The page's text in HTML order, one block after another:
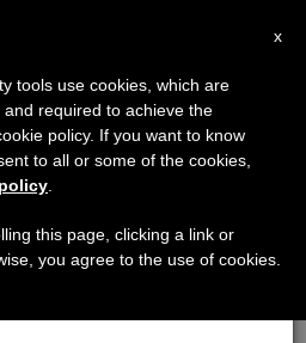
×
agosto haremos la pausa
en el periodo de verano
y también el
x
tools use cookies, which are
required to achieve the
policy. If you want to know
to all or some of the cookies,
this page, clicking a link or
you agree to the use of cookies.